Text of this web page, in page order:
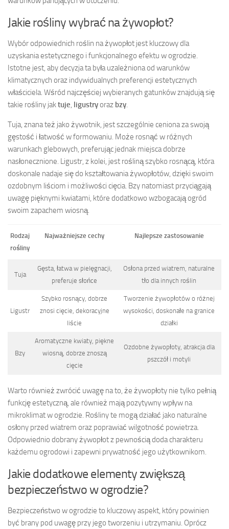
Jakie rośliny wybrać na żywopłot?
Wybór odpowiednich roślin na żywopłot jest kluczowy dla
uzyskania estetycznego i funkcjonalnego efektu w ogrodzie.
Istotne jest, aby decyzja ta była uzależniona od warunków
klimatycznych oraz indywidualnych preferencji estetycznych
właściciela. Wśród najczęściej wybieranych gatunków znajdują się
takie rośliny jaktuje, ligustryoraz bzy.
Tuja, znana też jako żywotnik, jest szczególnie ceniona za swoją
gęstość i łatwość w formowaniu. Może rosnąć w różnych
warunkach glebowych, preferując jednak miejsca dobrze
nasłonecznione. Ligustr, z kolei, jest rośliną szybko rosnącą, która
doskonale nadaje się do kształtowania żywopłotów, dzięki swoim
ozdobnym liściom i możliwości cięcia. Bzy natomiast przyciągają
uwagę pięknymi kwiatami, które dodatkowo wzbogacają ogród
swoim zapachem wiosną.
Rodzaj
rośliny
Najważniejsze cechy Najlepsze zastosowanie
Tuja
Gęsta, łatwa w pielęgnacji,
preferuje słońce
Osłona przed wiatrem, naturalne
tło dla innych roślin
Ligustr
Szybko rosnący, dobrze
znosi cięcie, dekoracyjne
liście
Tworzenie żywopłotów o różnej
wysokości, doskonałe na granice
działki
Bzy
Aromatyczne kwiaty, piękne
wiosną, dobrze znoszą
cięcie
Ozdobne żywopłoty, atrakcja dla
pszczół i motyli
Warto również zwrócić uwagę na to, że żywopłoty nie tylko pełnią
funkcję estetyczną, ale również mają pozytywny wpływ na
mikroklimat w ogrodzie. Rośliny te mogą działać jako naturalne
osłony przed wiatrem oraz poprawiać wilgotność powietrza.
Odpowiednio dobrany żywopłot z pewnością doda charakteru
każdemu ogrodowi i zapewni prywatność jego użytkownikom.
Jakie dodatkowe elementy zwiększą
bezpieczeństwo w ogrodzie?
Bezpieczeństwo w ogrodzie to kluczowy aspekt, który powinien
być brany pod uwagę przy jego tworzeniu i utrzymaniu. Oprócz